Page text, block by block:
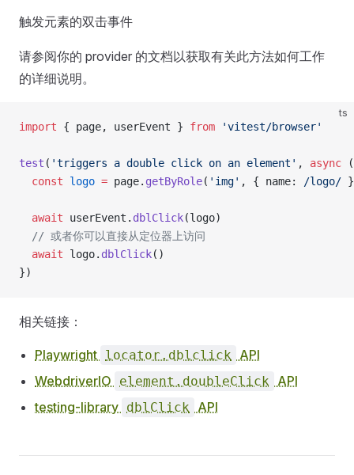
触发元素的双击事件
请参阅你的 provider 的文档以获取有关此方法如何工作
的详细说明。
ts
import { page, userEvent } from 'vitest/browser'
test ( 'triggers a double click on an element' , async
  const
logo = page. getByRole( 'img' , { name: /logo/
  await
userEvent. dblClick(logo)
  // 或者你可以直接从定位器上访问
  await
logo. dblClick()
})
相关链接：
Playwright locator.dblclick API
WebdriverIO
element.doubleClick API
testing-library dblClick API